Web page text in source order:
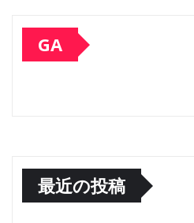
GA
最近の投稿